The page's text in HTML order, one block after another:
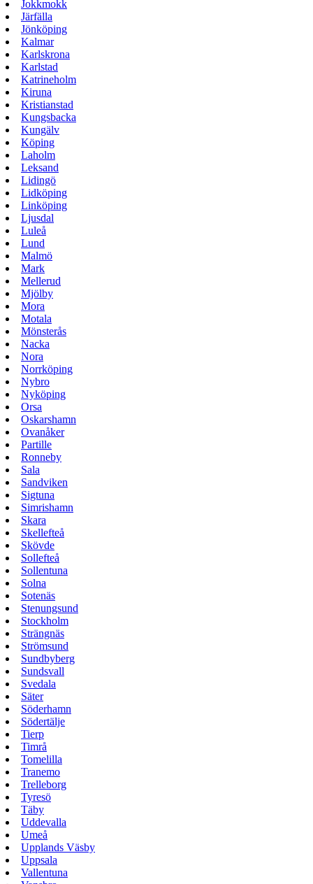
Jokkmokk
Järfälla
Jönköping
Kalmar
Karlskrona
Karlstad
Katrineholm
Kiruna
Kristianstad
Kungsbacka
Kungälv
Köping
Laholm
Leksand
Lidingö
Lidköping
Linköping
Ljusdal
Luleå
Lund
Malmö
Mark
Mellerud
Mjölby
Mora
Motala
Mönsterås
Nacka
Nora
Norrköping
Nybro
Nyköping
Orsa
Oskarshamn
Ovanåker
Partille
Ronneby
Sala
Sandviken
Sigtuna
Simrishamn
Skara
Skellefteå
Skövde
Sollefteå
Sollentuna
Solna
Sotenäs
Stenungsund
Stockholm
Strängnäs
Strömsund
Sundbyberg
Sundsvall
Svedala
Säter
Söderhamn
Södertälje
Tierp
Timrå
Tomelilla
Tranemo
Trelleborg
Tyresö
Täby
Uddevalla
Umeå
Upplands Väsby
Uppsala
Vallentuna